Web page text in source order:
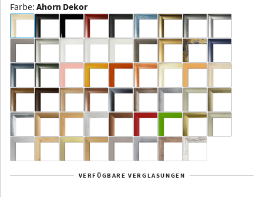
Dakota -
Rahmenloser
Aluminium
Yukon Alaska
Farbe: Ahorn Dekor
VERFÜGBARE VERGLASUNGEN